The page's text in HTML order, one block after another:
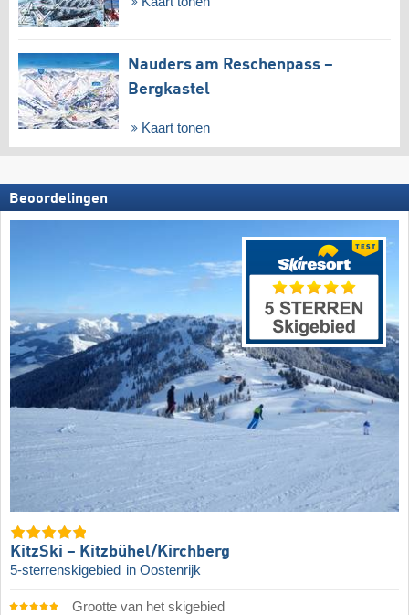
Nauders am Reschenpass –
Bergkastel
Kaart tonen
Beoordelingen
KitzSki – Kitzbühel/​Kirchberg
5-sterrenskigebied in Oostenrijk
Grootte van het skigebied